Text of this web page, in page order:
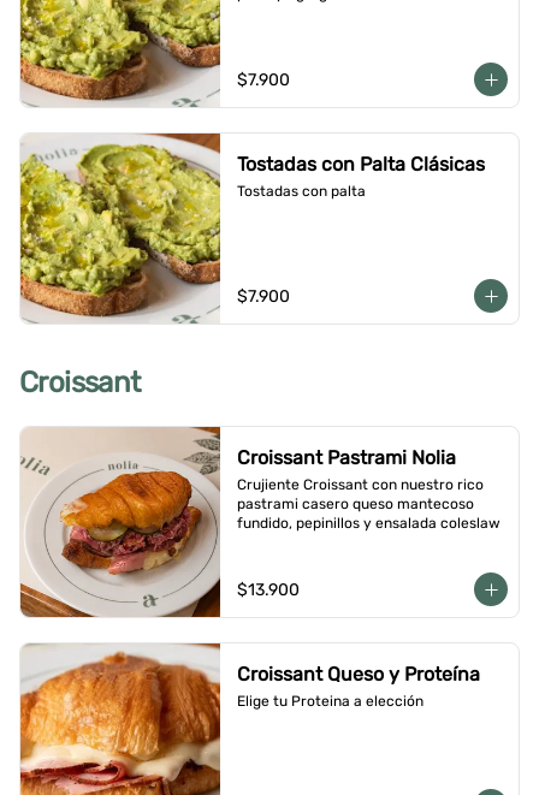
$7.900
Tostadas con Palta Clásicas
Tostadas con palta
$7.900
Croissant
Croissant Pastrami Nolia
Crujiente Croissant con nuestro rico
pastrami casero queso mantecoso
fundido, pepinillos y ensalada coleslaw
$13.900
Croissant Queso y Proteína
Elige tu Proteina a elección